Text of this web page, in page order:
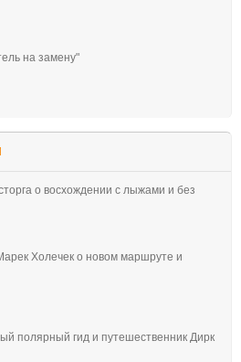
на замену"
о восхождении с лыжами и без
Холечек о новом маршруте и
полярный гид и путешественник Дирк